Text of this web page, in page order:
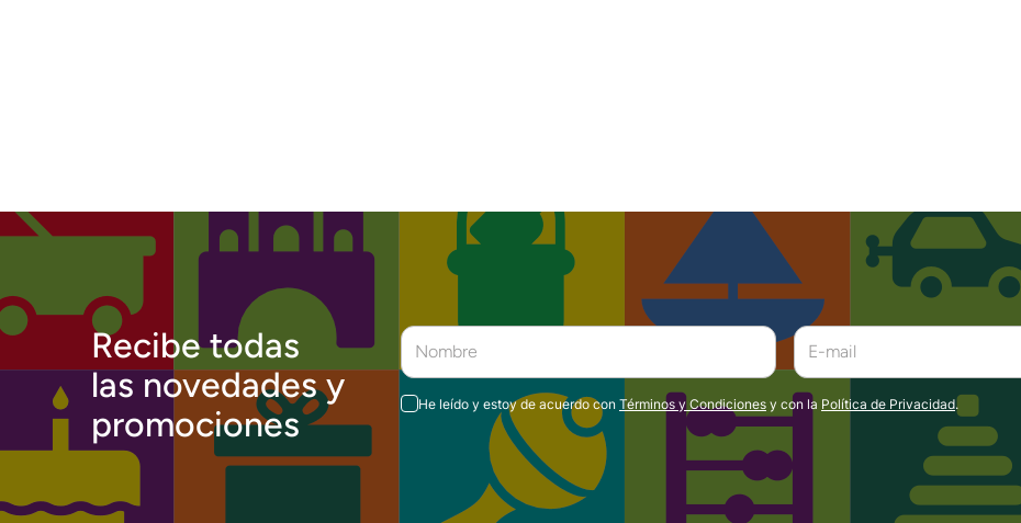
Recibe todas
las novedades y
promociones
He leído y estoy de acuerdo con Términos y Condiciones y con la Política de Privacidad.